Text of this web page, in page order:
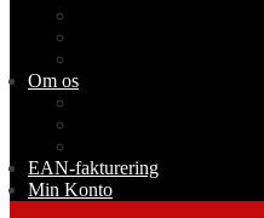
Om os
EAN-fakturering
Min Konto